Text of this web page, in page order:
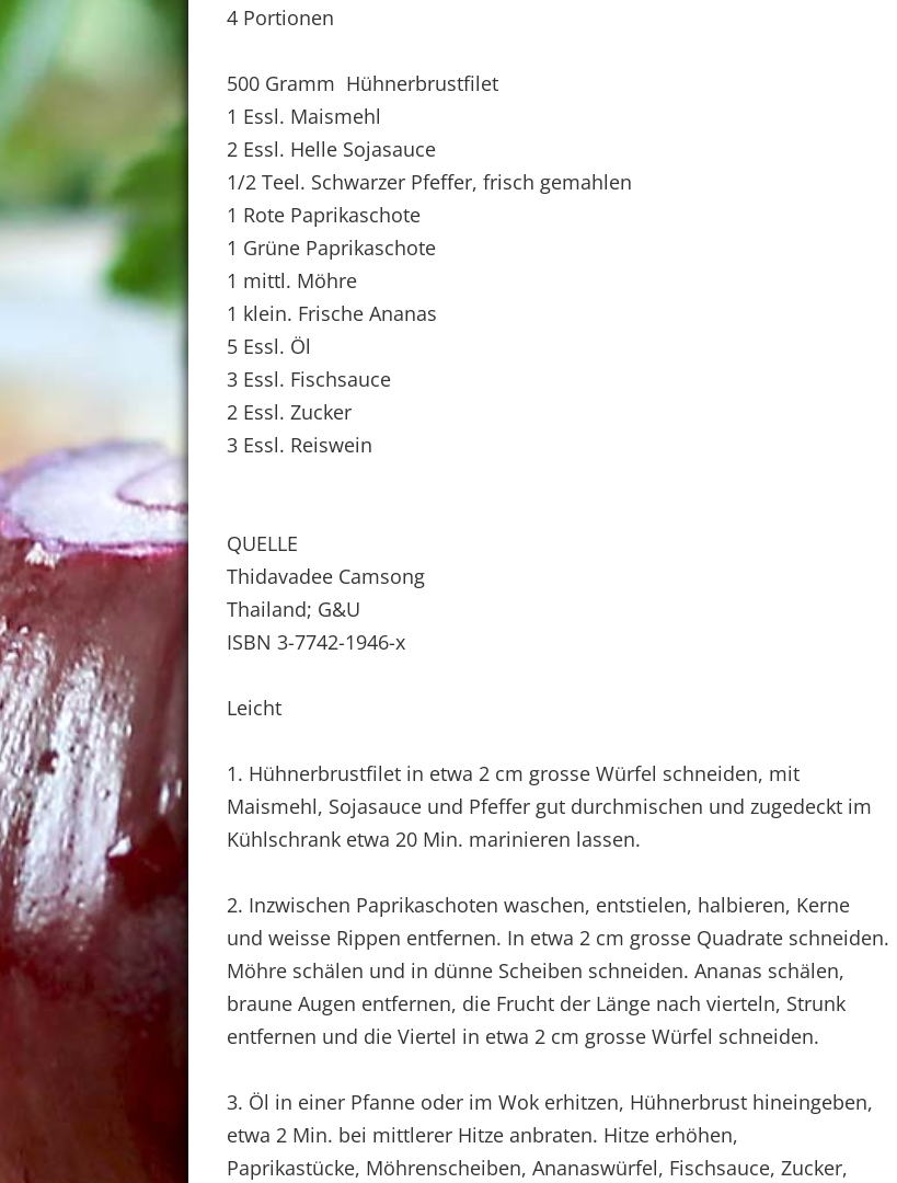
4 Portionen
500 Gramm Hühnerbrustfilet
1 Essl. Maismehl
2 Essl. Helle Sojasauce
1/2 Teel. Schwarzer Pfeffer, frisch gemahlen
1 Rote Paprikaschote
1 Grüne Paprikaschote
1 mittl. Möhre
1 klein. Frische Ananas
5 Essl. Öl
3 Essl. Fischsauce
2 Essl. Zucker
3 Essl. Reiswein
QUELLE
Thidavadee Camsong
Thailand; G&U
ISBN 3-7742-1946-x
Leicht
1. Hühnerbrustfilet in etwa 2 cm grosse Würfel schneiden, mit
Maismehl, Sojasauce und Pfeffer gut durchmischen und zugedeckt im
Kühlschrank etwa 20 Min. marinieren lassen.
2. Inzwischen Paprikaschoten waschen, entstielen, halbieren, Kerne
und weisse Rippen entfernen. In etwa 2 cm grosse Quadrate schneiden.
Möhre schälen und in dünne Scheiben schneiden. Ananas schälen,
braune Augen entfernen, die Frucht der Länge nach vierteln, Strunk
entfernen und die Viertel in etwa 2 cm grosse Würfel schneiden.
3. Öl in einer Pfanne oder im Wok erhitzen, Hühnerbrust hineingeben,
etwa 2 Min. bei mittlerer Hitze anbraten. Hitze erhöhen,
Paprikastücke, Möhrenscheiben, Ananaswürfel, Fischsauce, Zucker,